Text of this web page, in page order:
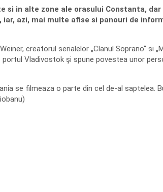
in alte zone ale orasului Constanta,
azi, mai multe afise si panouri de
creatorul serialelor „Clanul Soprano“ si
Vladivostok şi spune povestea unor
se filmeaza o parte din cel de-al